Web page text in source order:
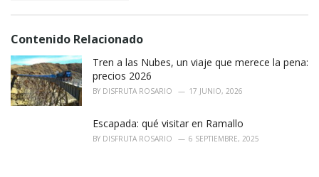
Contenido Relacionado
Tren a las Nubes, un viaje que merece la pena:
precios 2026
BY DISFRUTA ROSARIO 17 JUNIO, 2026
Escapada: qué visitar en Ramallo
BY DISFRUTA ROSARIO 6 SEPTIEMBRE, 2025